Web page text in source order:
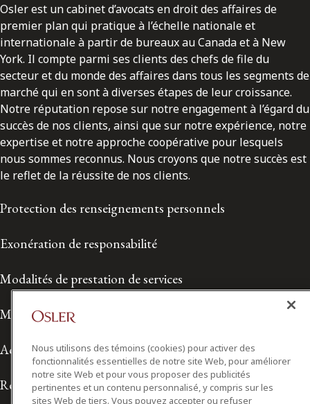
Osler est un cabinet d’avocats en droit des affaires de
premier plan qui pratique à l’échelle nationale et
internationale à partir de bureaux au Canada et à New
York. Il compte parmi ses clients des chefs de file du
secteur et du monde des affaires dans tous les segments de
marché qui en sont à diverses étapes de leur croissance.
Notre réputation repose sur notre engagement à l’égard du
succès de nos clients, ainsi que sur notre expérience, notre
expertise et notre approche coopérative pour lesquels
nous sommes reconnus. Nous croyons que notre succès est
le reflet de la réussite de nos clients.
Protection des renseignements personnels
Exonération de responsabilité
Modalités de prestation de services
Modalités d'utilisation
Accessibilité
Relations avec les médias
Nous utilisons des témoins (cookies) pour activer des
fonctionnalités essentielles de notre site Web, pour améliorer
notre site Web et pour vous proposer des publicités
pertinentes et un contenu personnalisé, y compris sur les
sites Web de tiers. Vous pouvez accepter ou refuser